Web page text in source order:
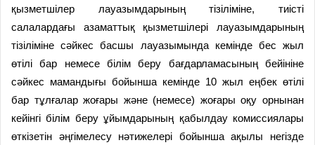
қызметшілер лауазымдарының тізіліміне, тиісті
салалардағы азаматтық қызметшілері лауазымдарының
тізіліміне сәйкес басшы лауазымында кемінде бес жыл
өтілі бар немесе білім беру бағдарламасының бейініне
сәйкес мамандығы бойынша кемінде 10 жыл еңбек өтілі
бар тұлғалар жоғары және (немесе) жоғары оқу орнынан
кейінгі білім беру ұйымдарының қабылдау комиссиялары
өткізетін әңгімелесу нәтижелері бойынша ақылы негізде